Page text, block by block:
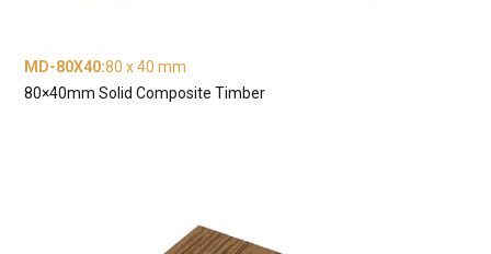
MD-80X40:80 x 40 mm
80×40mm Solid Composite Timber